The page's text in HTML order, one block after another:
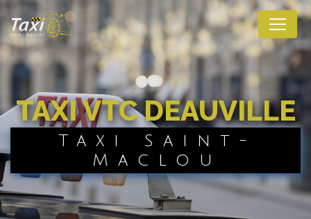
TAXI VTC DEAUVILLE
Taxi Saint-
Maclou
Panneau de gestion des cookies